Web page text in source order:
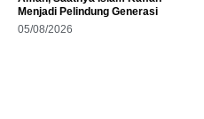
Menjadi Pelindung Generasi
05/08/2026